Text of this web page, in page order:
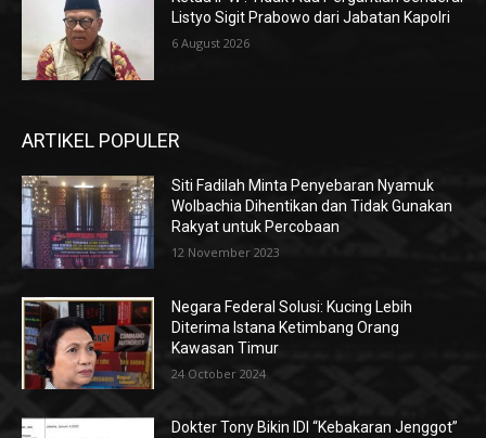
Listyo Sigit Prabowo dari Jabatan Kapolri
6 August 2026
ARTIKEL POPULER
Siti Fadilah Minta Penyebaran Nyamuk
Wolbachia Dihentikan dan Tidak Gunakan
Rakyat untuk Percobaan
12 November 2023
Negara Federal Solusi: Kucing Lebih
Diterima Istana Ketimbang Orang
Kawasan Timur
24 October 2024
Dokter Tony Bikin IDI “Kebakaran Jenggot”